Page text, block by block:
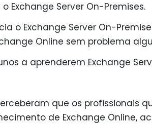
Exchange Server On-Premises.
o Exchange Server On-
Online sem problema
a aprenderem Exchange
que os profissionais
de Exchange Online,